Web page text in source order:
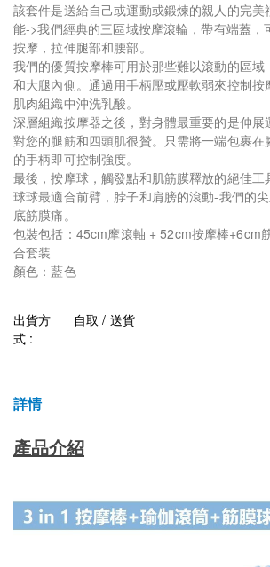
該套件是送給自己或運動或鍛煉的親人的完美
能->我們經典的三區域按摩滾輪，帶有端蓋，
按摩，拉伸腿部和腰部。
我們的優質按摩棒可用於那些難以滾動的區域
和大腿內側。通過用手柄壓或壓軟弱來控制按
肌肉組織中沖洗乳酸。
深層組織按摩器之後，對身體最重要的是伸展
對您的腿筋和四頭肌很贊。只需將一端包裹在
的手柄即可控制強度。
最後，按摩球，觸發點和肌筋膜釋放的絕佳工
球球最適合前臂，脖子和肩膀的滾動-我們的
底筋膜痛。
包裝包括：45cm摩滾軸 + 52cm按摩棒+6cm
合套装
顏色：藍色
出貨方
式 :
自取 / 送貨
詳情
產品介紹